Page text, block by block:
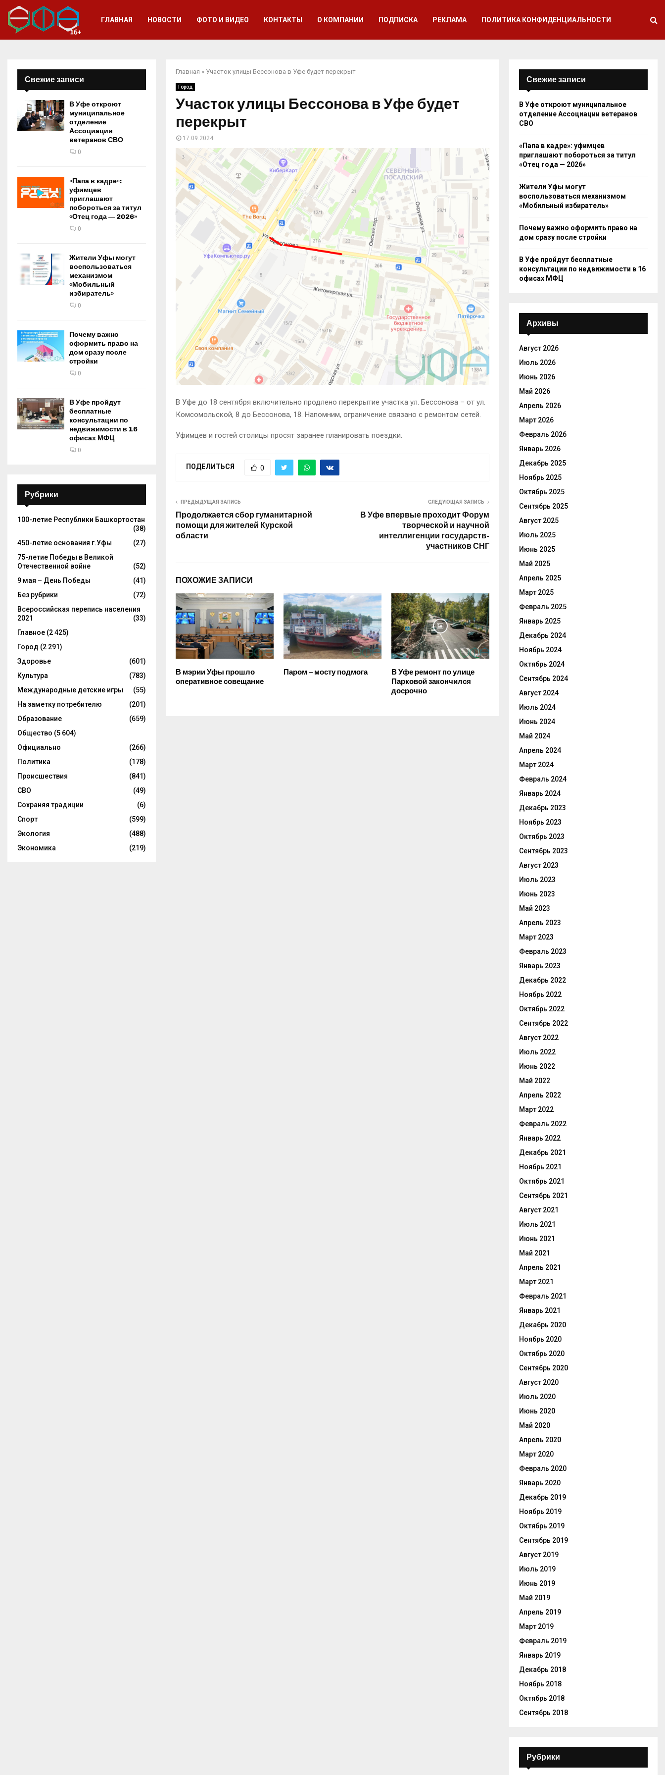
ГЛАВНАЯ НОВОСТИ ФОТО И ВИДЕО КОНТАКТЫ О КОМПАНИИ ПОДПИСКА РЕКЛАМА ПОЛИТИКА КОНФИДЕНЦИАЛЬНОСТИ
Главная » Участок улицы Бессонова в Уфе будет перекрыт
Город
Участок улицы Бессонова в Уфе будет
перекрыт
17.09.2024
В Уфе до 18 сентября включительно продлено перекрытие участка ул. Бессонова – от ул.
Комсомольской, 8 до Бессонова, 18. Напомним, ограничение связано с ремонтом сетей.
Уфимцев и гостей столицы просят заранее планировать поездки.
ПОДЕЛИТЬСЯ 0
ПРЕДЫДУЩАЯ ЗАПИСЬ
Продолжается сбор гуманитарной
помощи для жителей Курской
области
СЛЕДУЮЩАЯ ЗАПИСЬ
В Уфе впервые проходит Форум
творческой и научной
интеллигенции государств-
участников СНГ
ПОХОЖИЕ ЗАПИСИ
В мэрии Уфы прошло
оперативное совещание
Паром – мосту подмога
В Уфе ремонт по улице
Парковой закончился
досрочно
Свежие записи
В Уфе откроют
муниципальное
отделение
Ассоциации
ветеранов СВО
0
«Папа в кадре»:
уфимцев
приглашают
побороться за титул
«Отец года — 2026»
0
Жители Уфы могут
воспользоваться
механизмом
«Мобильный
избиратель»
0
Почему важно
оформить право на
дом сразу после
стройки
0
В Уфе пройдут
бесплатные
консультации по
недвижимости в 16
офисах МФЦ
0
Рубрики
100-летие Республики Башкортостан
(38)
450-летие основания г.Уфы
(27)
75-летие Победы в Великой
Отечественной войне
(52)
9 мая – День Победы
(41)
Без рубрики
(72)
Всероссийская перепись населения
2021
(33)
Главное (2 425)
Город (2 291)
Здоровье
(601)
Культура
(783)
Международные детские игры
(55)
На заметку потребителю
(201)
Образование
(659)
Общество (5 604)
Официально
(266)
Политика
(178)
Происшествия
(841)
СВО
(49)
Сохраняя традиции
(6)
Спорт
(599)
Экология
(488)
Экономика
(219)
Свежие записи
В Уфе откроют муниципальное
отделение Ассоциации ветеранов
СВО
«Папа в кадре»: уфимцев
приглашают побороться за титул
«Отец года — 2026»
Жители Уфы могут
воспользоваться механизмом
«Мобильный избиратель»
Почему важно оформить право на
дом сразу после стройки
В Уфе пройдут бесплатные
консультации по недвижимости в 16
офисах МФЦ
Архивы
Август 2026
Июль 2026
Июнь 2026
Май 2026
Апрель 2026
Март 2026
Февраль 2026
Январь 2026
Декабрь 2025
Ноябрь 2025
Октябрь 2025
Сентябрь 2025
Август 2025
Июль 2025
Июнь 2025
Май 2025
Апрель 2025
Март 2025
Февраль 2025
Январь 2025
Декабрь 2024
Ноябрь 2024
Октябрь 2024
Сентябрь 2024
Август 2024
Июль 2024
Июнь 2024
Май 2024
Апрель 2024
Март 2024
Февраль 2024
Январь 2024
Декабрь 2023
Ноябрь 2023
Октябрь 2023
Сентябрь 2023
Август 2023
Июль 2023
Июнь 2023
Май 2023
Апрель 2023
Март 2023
Февраль 2023
Январь 2023
Декабрь 2022
Ноябрь 2022
Октябрь 2022
Сентябрь 2022
Август 2022
Июль 2022
Июнь 2022
Май 2022
Апрель 2022
Март 2022
Февраль 2022
Январь 2022
Декабрь 2021
Ноябрь 2021
Октябрь 2021
Сентябрь 2021
Август 2021
Июль 2021
Июнь 2021
Май 2021
Апрель 2021
Март 2021
Февраль 2021
Январь 2021
Декабрь 2020
Ноябрь 2020
Октябрь 2020
Сентябрь 2020
Август 2020
Июль 2020
Июнь 2020
Май 2020
Апрель 2020
Март 2020
Февраль 2020
Январь 2020
Декабрь 2019
Ноябрь 2019
Октябрь 2019
Сентябрь 2019
Август 2019
Июль 2019
Июнь 2019
Май 2019
Апрель 2019
Март 2019
Февраль 2019
Январь 2019
Декабрь 2018
Ноябрь 2018
Октябрь 2018
Сентябрь 2018
Рубрики